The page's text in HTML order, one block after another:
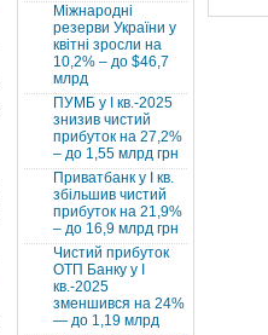
Міжнародні
резерви України у
квітні зросли на
10,2% – до $46,7
млрд
ПУМБ у I кв.-2025
знизив чистий
прибуток на 27,2%
– до 1,55 млрд грн
Приватбанк у І кв.
збільшив чистий
прибуток на 21,9%
– до 16,9 млрд грн
Чистий прибуток
ОТП Банку у І
кв.-2025
зменшився на 24%
— до 1,19 млрд